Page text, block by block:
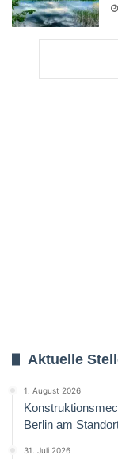
Aktuelle
1. August 2026
Berlin am
31. Juli 2026